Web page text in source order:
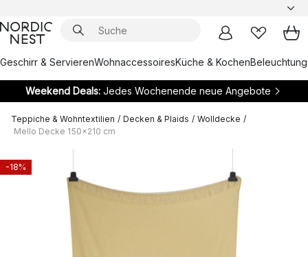
Geschirr & ServierenWohnaccessoiresKüche & KochenBeleuchtung
Weekend Deals:Jedes Wochenende neue Angebote
Teppiche & Wohntextilien / Decken & Plaids / Wolldecke /
Mello Decke 150x210 cm
-18%